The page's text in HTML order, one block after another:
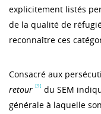
explicitement listés
de la qualité de
reconnaître ces
Consacré aux
retour [9] du SEM
générale à laquelle